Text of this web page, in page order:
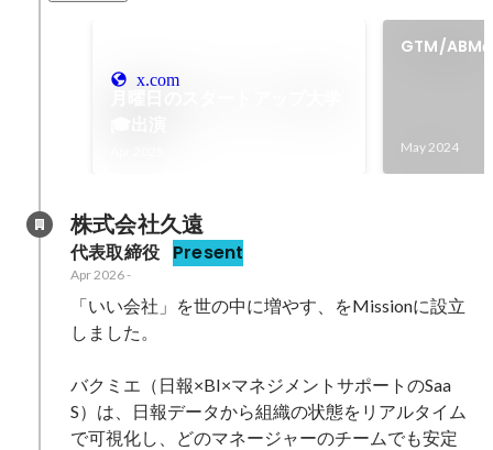
x.com
GTM/ABM
May 2024
株式会社久遠
代表取締役 Present
Apr 2026-
「いい会社」を世の中に増やす、をMissionに設立
しました。
バクミエ（日報×BI×マネジメントサポートのSaa
S）は、日報データから組織の状態をリアルタイム
で可視化し、どのマネージャーのチームでも安定